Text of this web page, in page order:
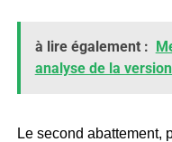
à lire également :
analyse de la
Le second abattement,